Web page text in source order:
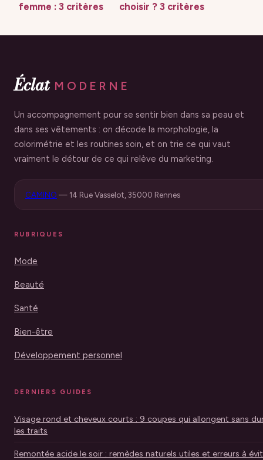
femme : 3 critères
texture idéale
choisir ? 3 critères
formats et
Éclat MODERNE
Un accompagnement pour se sentir bien dans sa peau et
dans ses vêtements : on décode la morphologie, la
colorimétrie et les routines soin, et on trie ce qui vaut
vraiment le détour de ce qui relève du marketing.
CAMINO —14 Rue Vasselot, 35000 Rennes
RUBRIQUES
Mode
Beauté
Santé
Bien-être
Développement personnel
DERNIERS GUIDES
Visage rond et cheveux courts : 9 coupes qui allongent sans
les traits
Remontée acide le soir : remèdes naturels utiles et erreurs à